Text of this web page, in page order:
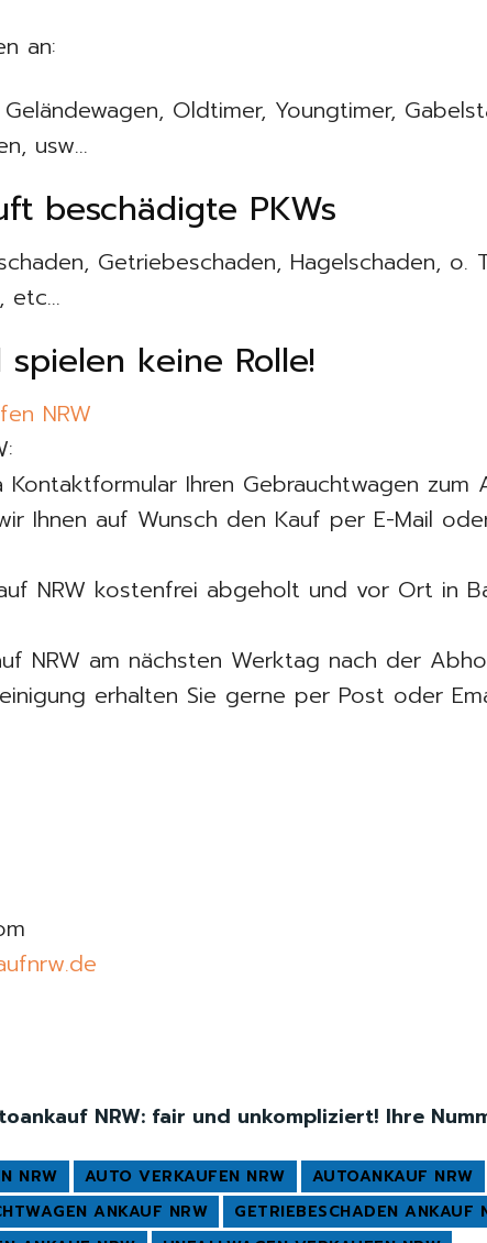
an:
Oldtimer, Youngtimer,
usw…
beschädigte PKWs
Getriebeschaden, Hagelschaden, o.
etc…
keine Rolle!
NRW
Ihren Gebrauchtwagen zum
Ihnen auf Wunsch den Kauf per E-Mail
NRW kostenfrei abgeholt und vor Ort in
NRW am nächsten Werktag nach der
erhalten Sie gerne per Post oder
NRW: fair und unkompliziert! Ihre
NRW AUTO VERKAUFEN NRW
AUTOANKAUF NRW
ANKAUF NRW
GETRIEBESCHADEN ANKAUF